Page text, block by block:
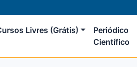
Livres (Grátis)
Periódico
Científico